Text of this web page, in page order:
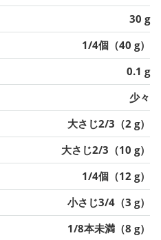
30 g
1/4個（40 g）
0.1 g
少々
大さじ2/3（2 g）
大さじ2/3（10 g）
1/4個（12 g）
小さじ3/4（3 g）
1/8本未満（8 g）